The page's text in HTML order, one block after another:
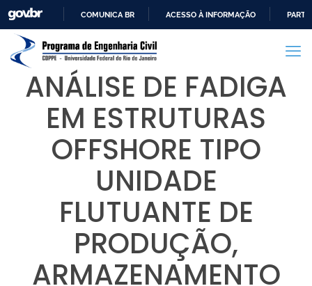
PARA
CONTEÚDO
COMUNICA BR ACESSO À INFORMAÇÃO
ANÁLISE DE FADIGA
EM ESTRUTURAS
OFFSHORE TIPO
UNIDADE
FLUTUANTE DE
PRODUÇÃO,
ARMAZENAMENTO